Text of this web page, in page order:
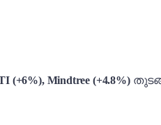
(+6%), Mindtree (+4.8%)